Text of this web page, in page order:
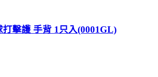
擊護 手背 1只入(0001GL)